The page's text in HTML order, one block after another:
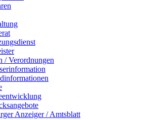
/ Verordnungen
Anzeiger / Amtsblatt